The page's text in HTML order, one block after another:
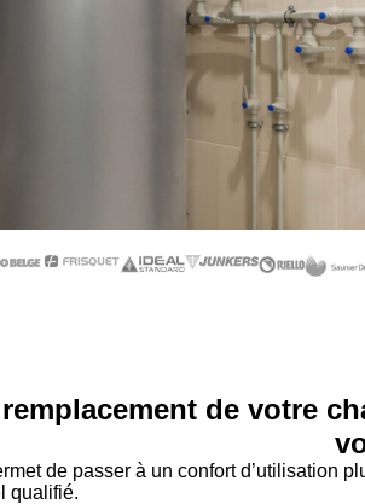
de votre
de passer à un confort d’utilisation
qualifié.